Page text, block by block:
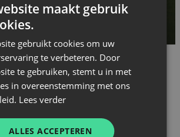
of voorbeschouwing
maakt gebruik
gebruikt cookies om uw
te verbeteren. Door
te gebruiken, stemt u in met
in overeenstemming met ons
Lees verder
ALLES ACCEPTEREN